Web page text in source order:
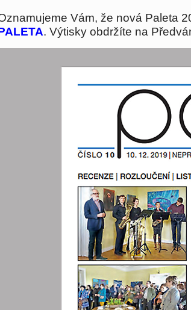
Vám, že nová Paleta
. Výtisky obdržíte na